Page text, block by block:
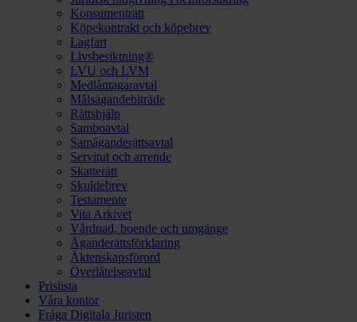
Konsumenträtt
Köpekontrakt och köpebrev
Lagfart
Livsbesiktning®
LVU och LVM
Medlåntagaravtal
Målsägandebiträde
Rättshjälp
Samboavtal
Samäganderättsavtal
Servitut och arrende
Skatterätt
Skuldebrev
Testamente
Vita Arkivet
Vårdnad, boende och umgänge
Äganderättsförklaring
Äktenskapsförord
Överlåtelseavtal
Prislista
Våra kontor
Fråga Digitala Juristen